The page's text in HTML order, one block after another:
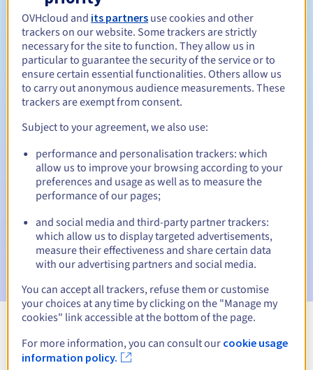
Verlengingsperiode Tussen 1 en 10 jaar
Inlosperiode 30 dagen
Waarschuwings-e-mails:60, 30, 15, 7 en 3 dagen vóór de
vervaldatum
E-mail op de vervaldatumom de schorsing van de
domeinnaam te melden
E-mail na de Redemption Grace Periodom de
verwijdering van de domeinnaam te melden
Bekijk alle extensies
OVHcloud and its partners use cookies and other
trackers on our website. Some trackers are strictly
necessary for the site to function. They allow us in
particular to guarantee the security of the service or to
ensure certain essential functionalities. Others allow us
to carry out anonymous audience measurements. These
trackers are exempt from consent.
Subject to your agreement, we also use:
performance and personalisation trackers: which
allow us to improve your browsing according to your
preferences and usage as well as to measure the
performance of our pages;
and social media and third-party partner trackers:
which allow us to display targeted advertisements,
measure their effectiveness and share certain data
with our advertising partners and social media.
You can accept all trackers, refuse them or customise
your choices at any time by clicking on the "Manage my
cookies" link accessible at the bottom of the page.
For more information, you can consult our cookie usage
information policy.